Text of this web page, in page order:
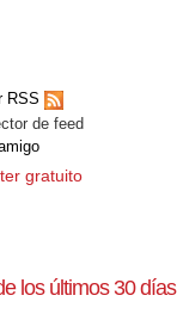
RSS
de feed
gratuito
los últimos 30 días